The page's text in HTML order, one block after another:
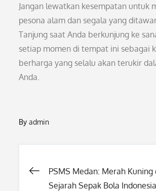
Jangan lewatkan kesempatan untuk
pesona alam dan segala yang
Tanjung saat Anda berkunjung ke
setiap momen di tempat ini sebagai
berharga yang selalu akan terukir
Anda.
Byadmin
Post
PSMS Medan: Merah Kuning
Sejarah Sepak Bola Indonesia